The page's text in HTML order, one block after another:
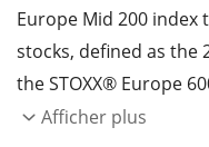
Europe Mid 200 index
stocks, defined as the
the STOXX® Europe
ratio des frais
Afficher plus